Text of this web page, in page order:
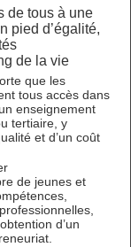
de tous à une
pied d’égalité,
de la vie
que les
tous accès dans
enseignement
tertiaire, y
et d’un coût
de jeunes et
d’un